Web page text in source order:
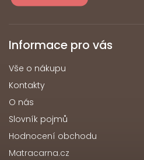
Informace pro vás
Vše o nákupu
Kontakty
O nás
Slovník pojmů
Hodnocení obchodu
Matracarna.cz